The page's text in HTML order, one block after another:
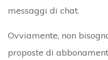
messaggi di chat.
Ovviamente, non
proposte di